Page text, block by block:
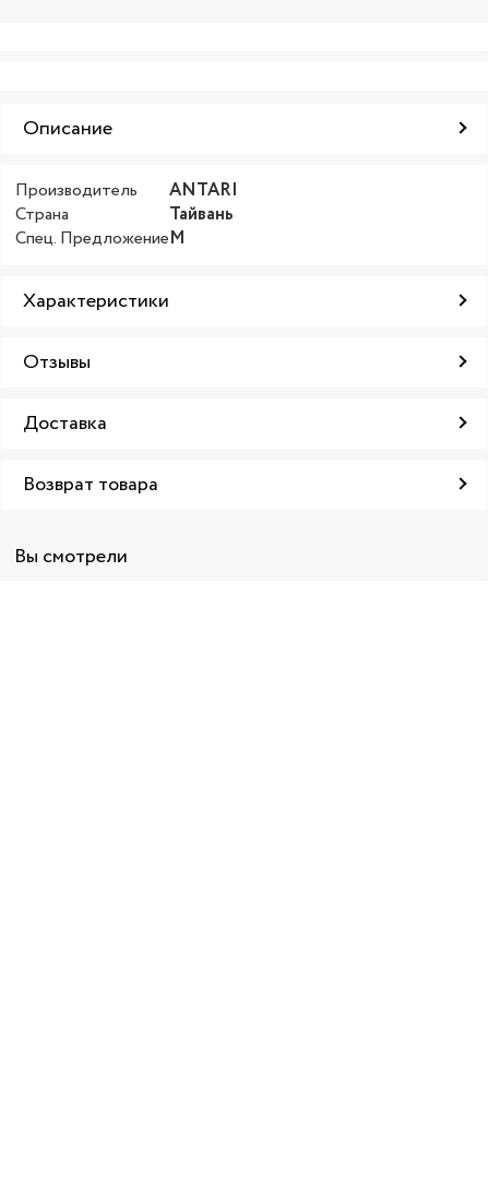
Описание
Производитель
ANTARI
Страна
Тайвань
Спец. ПредложениеМ
Характеристики
Отзывы
Доставка
Возврат товара
Вы смотрели